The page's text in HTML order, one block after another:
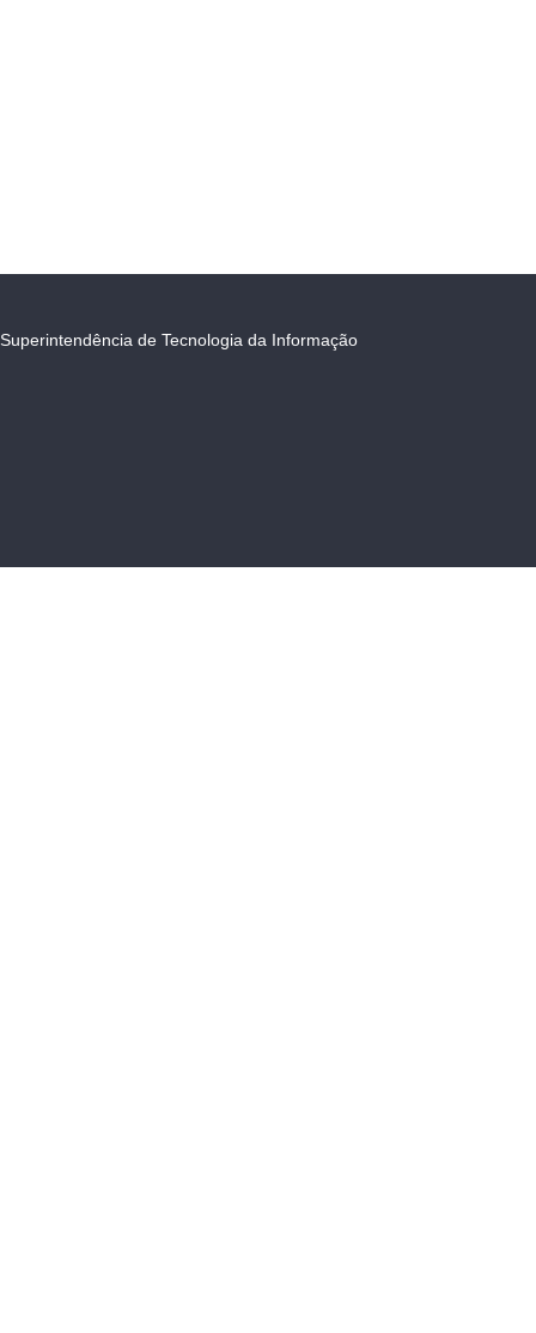
Superintendência de Tecnologia da Informação